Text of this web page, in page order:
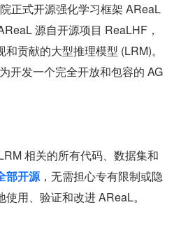
正式开源强化学习框架 AReaL
源自开源项目 ReaLHF，
贡献的大型推理模型 (LRM)。
开发一个完全开放和包容的 AG
相关的所有代码、数据集和
部开源，无需担心专有限制或隐
用、验证和改进 AReaL。